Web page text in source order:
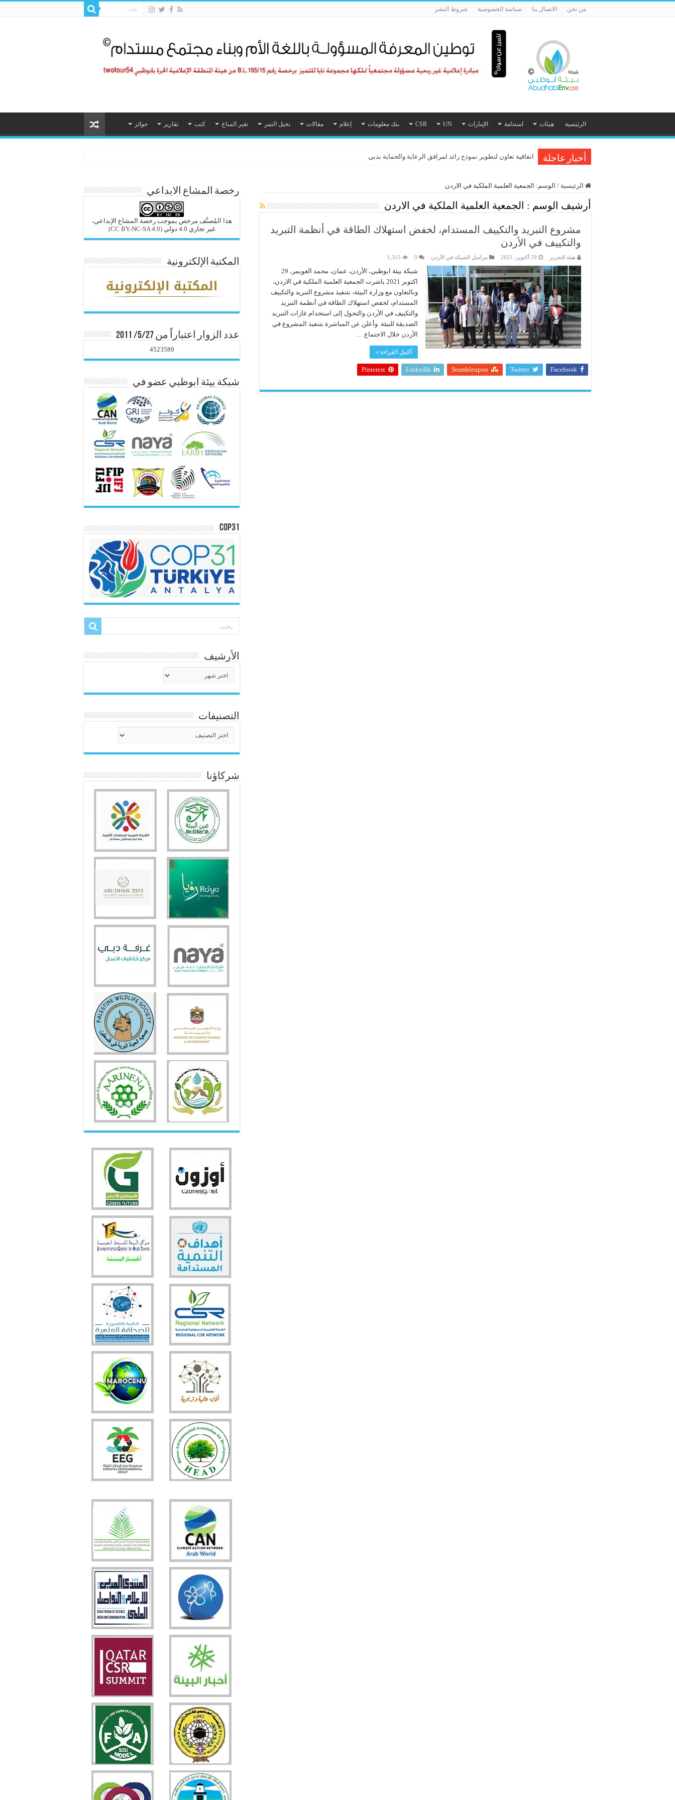
من نحن الاتصال بنا سياسة الخصوصية شروط النشر
الرئيسية هيئات استدامة الإمارات UN
CSR بنك معلومات إعلام مقالات نخيل التمر تغير المناخ كتب تقارير جوائز
أخبار عاجلة اتفاقية تعاون لتطوير نموذج رائد لمرافق الرعاية والحماية بدبي
الرئيسية / الوسم: الجمعية العلمية الملكية في الاردن
أرشيف الوسم : الجمعية العلمية الملكية في الاردن
مشروع التبريد والتكييف المستدام، لخفض استهلاك الطاقة في أنظمة التبريد
والتكييف في الأردن
هيئة التحرير 29 أكتوبر، 2021 مراسل الشبكة في الأردن 0
1,315
شبكة بيئة ابوظبي، الأردن، عمان، محمد العويمر، 29
اكتوبر 2021 باشرت الجمعية العلمية الملكية في الاردن،
وبالتعاون مع وزارة البيئة، بتنفيذ مشروع التبريد والتكييف
المستدام، لخفض استهلاك الطاقة في أنظمة التبريد
والتكييف في الأردن والتحول إلى استخدام غازات التبريد
الصديقة للبيئة. وأعلن عن المباشرة بتنفيذ المشروع في
الأردن خلال الاجتماع …
أكمل القراءة »
Facebook
Twitter
Stumbleupon
LinkedIn
Pinterest
رخصة المشاع الابداعي
هذا المُصنَّف مرخص بموجب رخصة المشاع الإبداعي،
غير تجاري 4.0 دولي
(CC BY-NC-SA 4.0)
المكتبة الإلكترونية
عدد الزوار اعتباراً من 5/27/ 2011
4523589
شبكة بيئة ابوظبي عضو في
COP31
الأرشيف
التصنيفات
شركاؤنا